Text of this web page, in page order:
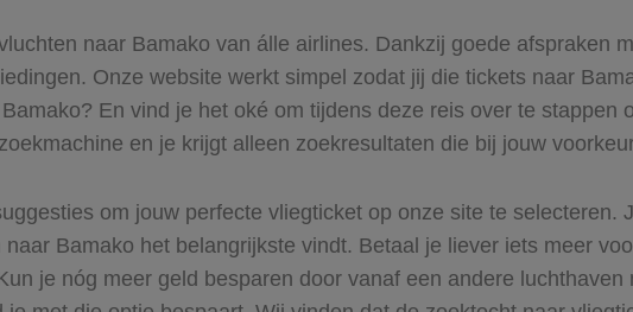
naar Bamako van álle airlines. Dankzij goede afspraken
Onze website werkt simpel zodat jij die tickets naar
En vind je het oké om tijdens deze reis over te stappen
en je krijgt alleen zoekresultaten die bij jouw
om jouw perfecte vliegticket op onze site te selecteren.
Bamako het belangrijkste vindt. Betaal je liever iets meer
je nóg meer geld besparen door vanaf een andere